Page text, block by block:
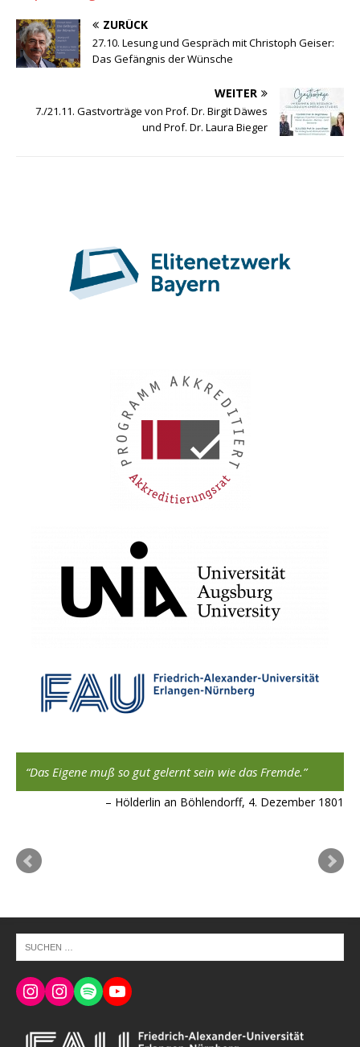
ZURÜCK
27.10. Lesung und Gespräch mit Christoph Geiser:
Das Gefängnis der Wünsche
WEITER
7./21.11. Gastvorträge von Prof. Dr. Birgit Däwes
und Prof. Dr. Laura Bieger
Das Eigene muß so gut gelernt sein wie das Fremde.
Hölderlin an Böhlendorff, 4. Dezember 1801